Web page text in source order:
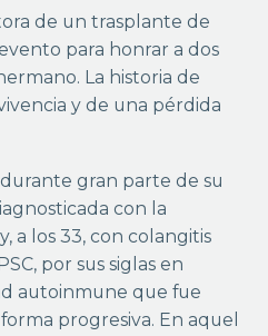
de un trasplante de
para honrar a dos
La historia de
y de una pérdida
gran parte de su
con la
a los 33, con colangitis
por sus siglas en
autoinmune que fue
progresiva. En aquel